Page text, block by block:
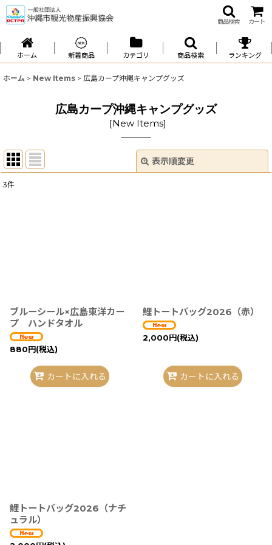
商品検索 カート
ホーム 新着商品 カテゴリ 商品検索 ランキング
ホーム > New Items > 広島カープ沖縄キャンプグッズ
広島カープ沖縄キャンプグッズ
[New Items]
表示順変更
3件
ブルーシール×広島東洋カー
プ ハンドタオル
880円(税込)
カートに入れる
鯉トートバッグ2026（赤）
2,000円(税込)
カートに入れる
鯉トートバッグ2026（ナチ
ュラル）